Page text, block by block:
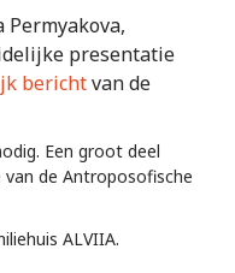
presentatie
berichtvan de
Een groot deel
de Antroposofische
ALVIIA.